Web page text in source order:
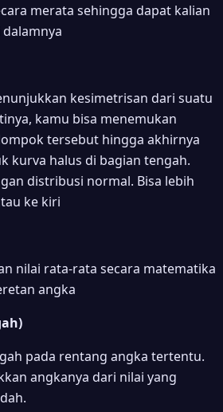
merata sehingga dapat kalian
kesimetrisan dari suatu
kamu bisa menemukan
tersebut hingga akhirnya
kurva halus di bagian tengah.
distribusi normal. Bisa lebih
ke kiri
nilai rata-rata secara matematika
angka
pada rentang angka tertentu.
angkanya dari nilai yang